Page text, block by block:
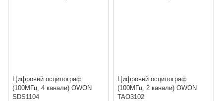
Цифровий осцилограф
(100МГц, 4 канали) OWON
SDS1104
Цифровий осцилограф
(100МГц, 2 канали) OWON
TAO3102